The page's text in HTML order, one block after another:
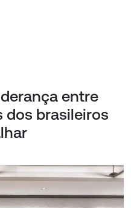
entre
dos brasileiros